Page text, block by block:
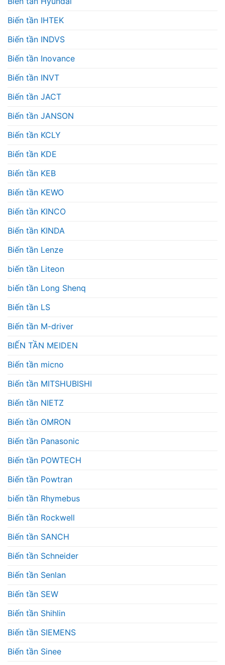
Biến tần IHTEK
Biến tần INDVS
Biến tần Inovance
Biến tần INVT
Biến tần JACT
Biến tần JANSON
Biến tần KCLY
Biến tần KDE
Biến tần KEB
Biến tần KEWO
Biến tần KINCO
Biến tần KINDA
Biến tần Lenze
biến tần Liteon
biến tần Long Shenq
Biến tần LS
Biến tần M-driver
BIẾN TẦN MEIDEN
Biến tần micno
Biến tần MITSHUBISHI
Biến tần NIETZ
Biến tần OMRON
Biến tần Panasonic
Biến tần POWTECH
Biến tần Powtran
biến tần Rhymebus
Biến tần Rockwell
Biến tần SANCH
Biến tần Schneider
Biến tần Senlan
Biến tần SEW
Biến tần Shihlin
Biến tần SIEMENS
Biến tần Sinee